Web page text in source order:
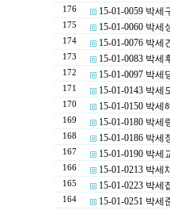
176 15-01-0059 박
175 15-01-0060 박
174 15-01-0076 박
173 15-01-0083 박
172 15-01-0097 박
171 15-01-0143 박
170 15-01-0150 박
169 15-01-0180 박
168 15-01-0186 박세
167 15-01-0190 박
166 15-01-0213 박
165 15-01-0223 박세
164 15-01-0251 박세